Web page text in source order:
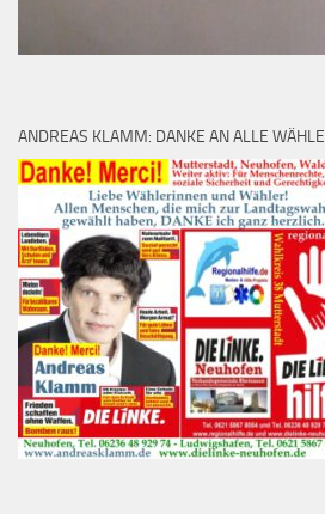
ANDREAS KLAMM: DANKE AN ALLE